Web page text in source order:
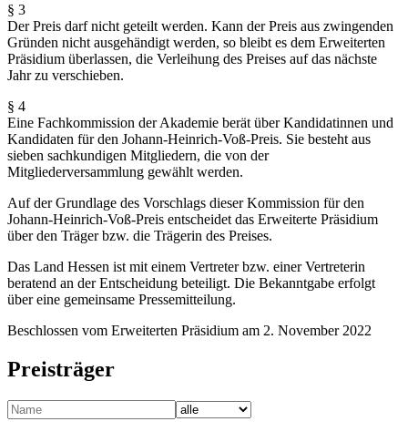
§ 3
Der Preis darf nicht geteilt werden. Kann der Preis aus zwingenden
Gründen nicht ausgehändigt werden, so bleibt es dem Erweiterten
Präsidium überlassen, die Verleihung des Preises auf das nächste
Jahr zu verschieben.
§ 4
Eine Fachkommission der Akademie berät über Kandidatinnen und
Kandidaten für den Johann-Heinrich-Voß-Preis. Sie besteht aus
sieben sachkundigen Mitgliedern, die von der
Mitgliederversammlung gewählt werden.
Auf der Grundlage des Vorschlags dieser Kommission für den
Johann-Heinrich-Voß-Preis entscheidet das Erweiterte Präsidium
über den Träger bzw. die Trägerin des Preises.
Das Land Hessen ist mit einem Vertreter bzw. einer Vertreterin
beratend an der Entscheidung beteiligt. Die Bekanntgabe erfolgt
über eine gemeinsame Pressemitteilung.
Beschlossen vom Erweiterten Präsidium am 2. November 2022
Preisträger